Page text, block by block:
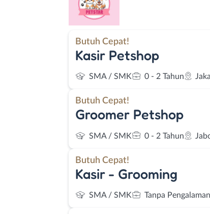
Butuh Cepat!
Kasir Petshop
SMA / SMK 0 - 2 Tahun
Butuh Cepat!
Groomer Petshop
SMA / SMK 0 - 2 Tahun
Butuh Cepat!
Kasir - Grooming
SMA / SMK Tanpa Pengalaman